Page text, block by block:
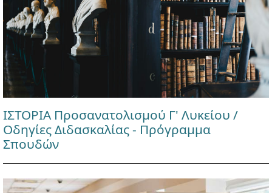
ΙΣΤΟΡΙΑ Προσανατολισμού Γ' Λυκείου /
Οδηγίες Διδασκαλίας - Πρόγραμμα
Σπουδών